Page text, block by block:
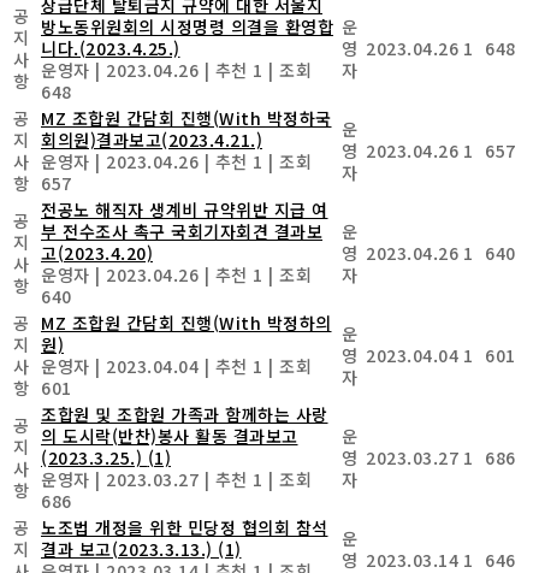
공
지
사
항
방노동위원회의 시정명령 의결을 환영합
니다.(2023.4.25.)
운영자 | 2023.04.26 | 추천 1 | 조회
648
운
영
자
2023.04.26 1 648
공
지
사
항
MZ 조합원 간담회 진행(With 박정하국
회의원)결과보고(2023.4.21.)
운영자 | 2023.04.26 | 추천 1 | 조회
657
운
영
자
2023.04.26 1 657
공
지
사
항
전공노 해직자 생계비 규약위반 지급 여
부 전수조사 촉구 국회기자회견 결과보
고(2023.4.20)
운영자 | 2023.04.26 | 추천 1 | 조회
640
운
영
자
2023.04.26 1 640
공
지
사
항
MZ 조합원 간담회 진행(With 박정하의
원)
운영자 | 2023.04.04 | 추천 1 | 조회
601
운
영
자
2023.04.04 1 601
공
지
사
항
조합원 및 조합원 가족과 함께하는 사랑
의 도시락(반찬)봉사 활동 결과보고
(2023.3.25.) (1)
운영자 | 2023.03.27 | 추천 1 | 조회
686
운
영
자
2023.03.27 1 686
공
지
노조법 개정을 위한 민당정 협의회 참석
결과 보고(2023.3.13.) (1)
운
영 2023.03.14 1 646